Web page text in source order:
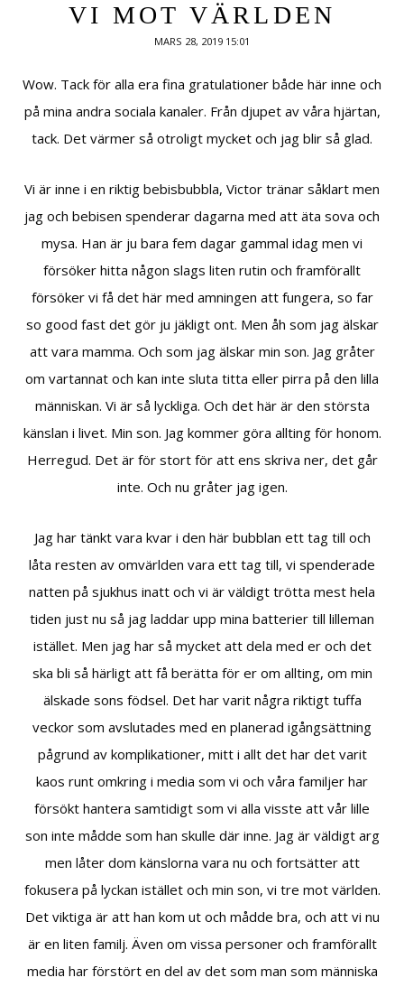
VI MOT VÄRLDEN
MARS 28, 2019 15:01
Wow. Tack för alla era fina gratulationer både här inne och
på mina andra sociala kanaler. Från djupet av våra hjärtan,
tack. Det värmer så otroligt mycket och jag blir så glad.
Vi är inne i en riktig bebisbubbla, Victor tränar såklart men
jag och bebisen spenderar dagarna med att äta sova och
mysa. Han är ju bara fem dagar gammal idag men vi
försöker hitta någon slags liten rutin och framförallt
försöker vi få det här med amningen att fungera, so far
so good fast det gör ju jäkligt ont. Men åh som jag älskar
att vara mamma. Och som jag älskar min son. Jag gråter
om vartannat och kan inte sluta titta eller pirra på den lilla
människan. Vi är så lyckliga. Och det här är den största
känslan i livet. Min son. Jag kommer göra allting för honom.
Herregud. Det är för stort för att ens skriva ner, det går
inte. Och nu gråter jag igen.
Jag har tänkt vara kvar i den här bubblan ett tag till och
låta resten av omvärlden vara ett tag till, vi spenderade
natten på sjukhus inatt och vi är väldigt trötta mest hela
tiden just nu så jag laddar upp mina batterier till lilleman
istället. Men jag har så mycket att dela med er och det
ska bli så härligt att få berätta för er om allting, om min
älskade sons födsel. Det har varit några riktigt tuffa
veckor som avslutades med en planerad igångsättning
pågrund av komplikationer, mitt i allt det har det varit
kaos runt omkring i media som vi och våra familjer har
försökt hantera samtidigt som vi alla visste att vår lille
son inte mådde som han skulle där inne. Jag är väldigt arg
men låter dom känslorna vara nu och fortsätter att
fokusera på lyckan istället och min son, vi tre mot världen.
Det viktiga är att han kom ut och mådde bra, och att vi nu
är en liten familj. Även om vissa personer och framförallt
media har förstört en del av det som man som människa